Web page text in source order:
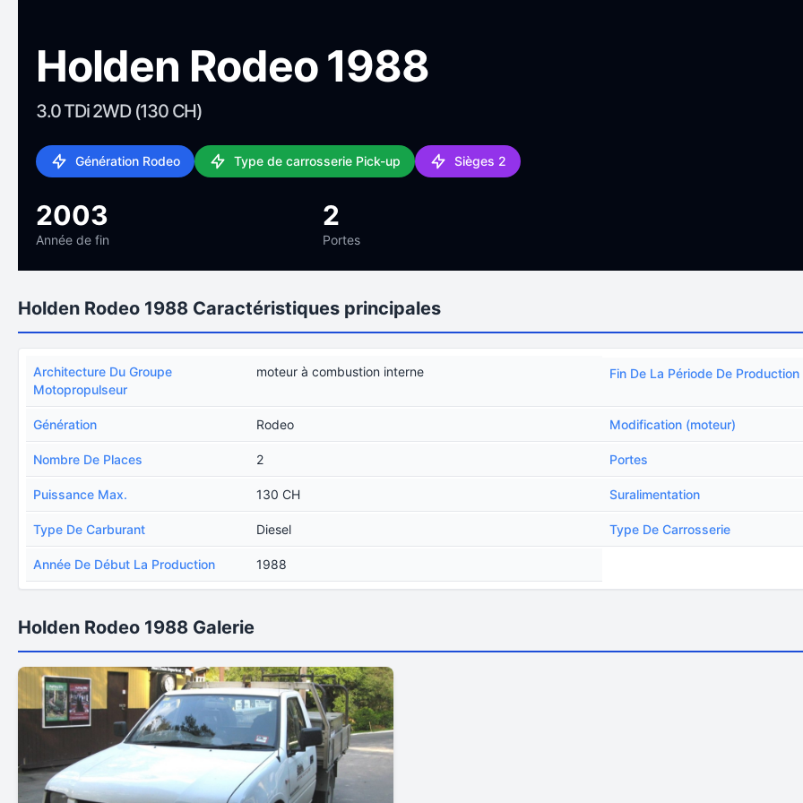
Holden Rodeo 1988
3.0 TDi 2WD (130 CH)
Génération Rodeo Type de carrosserie Pick-up Sièges 2
2003
Année de fin
2
Portes
Holden Rodeo 1988 Caractéristiques principales
Architecture Du Groupe
Motopropulseur
moteur à combustion interne Fin De La Période De Production
Génération Rodeo Modification (moteur)
Nombre De Places 2 Portes
Puissance Max. 130 CH Suralimentation
Type De Carburant Diesel Type De Carrosserie
Année De Début La Production 1988
Holden Rodeo 1988 Galerie